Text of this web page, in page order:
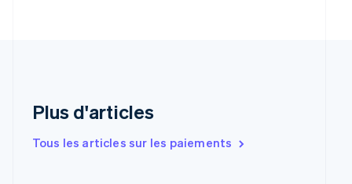
Plus d'articles
Tous les articles sur les paiements
Espagne
Estonie